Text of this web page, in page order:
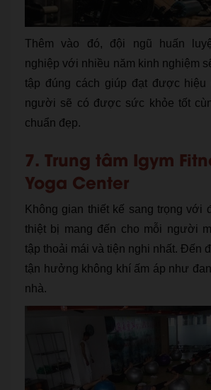
Thêm vào đó, đội ngũ huấn
nghiệp với nhiều năm kinh nghiệm
tập đúng cách giúp đạt được hiệu
người sẽ có được sức khỏe tốt
chuẩn đẹp.
7. Trung tâm Igym
Yoga Center
Không gian thiết kế sang trọng với
thiệt bị mang đến cho mỗi người
tập thoải mái và tiện nghi nhất. Đến
tận hưởng không khí ấm áp như
nhà.